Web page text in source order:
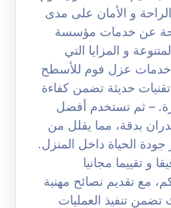
و الأمان على مدى
عن خدمات مؤسسة
و المزايا التي
خدمات عزل فوم للأسطح
حديثة تضمن كفاءة
– ثم تستخدم أفضل
بدقة، مما يقلل من
الحياة داخل المنزل.
و تقييما مجانيا
مع تقديم نصائح مهنية
تضمن تنفيذ العمليات